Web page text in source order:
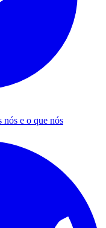
nós e o que nós